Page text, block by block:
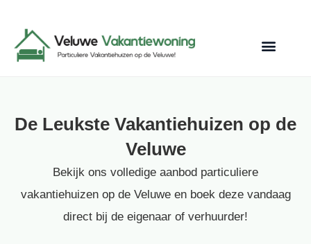
De Leukste Vakantiehuizen op de
Veluwe
Bekijk ons volledige aanbod particuliere
vakantiehuizen op de Veluwe en boek deze vandaag
direct bij de eigenaar of verhuurder!